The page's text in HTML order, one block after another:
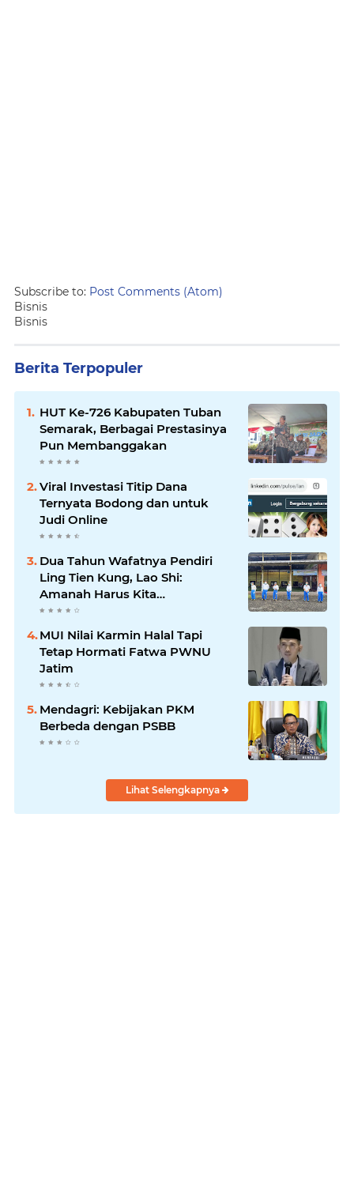
Subscribe to: Post Comments (Atom)
Bisnis
Bisnis
Berita Terpopuler
HUT Ke-726 Kabupaten Tuban
Semarak, Berbagai Prestasinya
Pun Membanggakan
Viral Investasi Titip Dana
Ternyata Bodong dan untuk
Judi Online
Dua Tahun Wafatnya Pendiri
Ling Tien Kung, Lao Shi:
Amanah Harus Kita
Laksanakan!
MUI Nilai Karmin Halal Tapi
Tetap Hormati Fatwa PWNU
Jatim
Mendagri: Kebijakan PKM
Berbeda dengan PSBB
Lihat Selengkapnya